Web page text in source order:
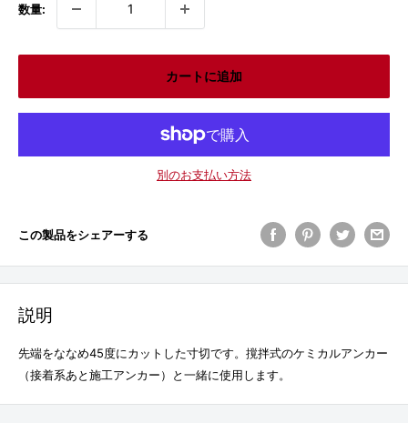
数量:
カートに追加
別のお支払い方法
この製品をシェアーする
説明
先端をななめ45度にカットした寸切です。撹拌式のケミカルアンカー
（接着系あと施工アンカー）と一緒に使用します。